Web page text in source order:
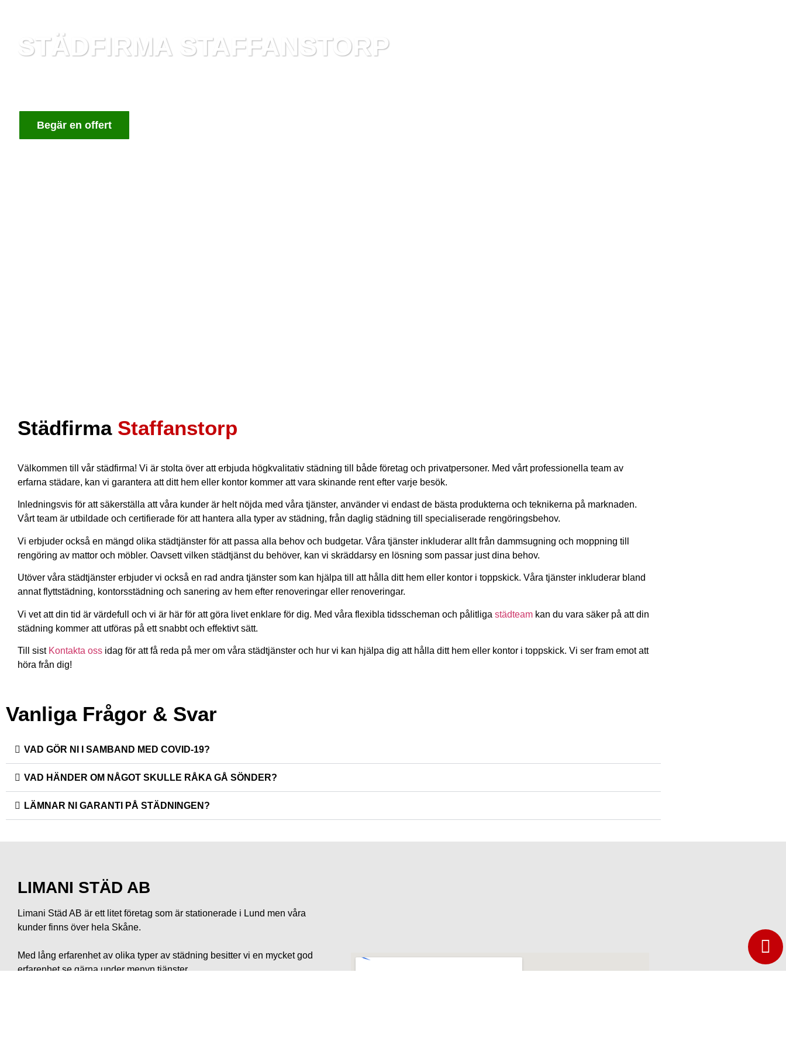
STÄDFIRMA STAFFANSTORP
Begär en offert
StädfirmaStaffanstorp
Välkommen till vår städfirma! Vi är stolta över att erbjuda högkvalitativ städning till både företag och privatpersoner. Med vårt professionella team av
erfarna städare, kan vi garantera att ditt hem eller kontor kommer att vara skinande rent efter varje besök.
Inledningsvis för att säkerställa att våra kunder är helt nöjda med våra tjänster, använder vi endast de bästa produkterna och teknikerna på marknaden.
Vårt team är utbildade och certifierade för att hantera alla typer av städning, från daglig städning till specialiserade rengöringsbehov.
Vi erbjuder också en mängd olika städtjänster för att passa alla behov och budgetar. Våra tjänster inkluderar allt från dammsugning och moppning till
rengöring av mattor och möbler. Oavsett vilken städtjänst du behöver, kan vi skräddarsy en lösning som passar just dina behov.
Utöver våra städtjänster erbjuder vi också en rad andra tjänster som kan hjälpa till att hålla ditt hem eller kontor i toppskick. Våra tjänster inkluderar bland
annat flyttstädning, kontorsstädning och sanering av hem efter renoveringar eller renoveringar.
Vi vet att din tid är värdefull och vi är här för att göra livet enklare för dig. Med våra flexibla tidsscheman och pålitliga städteam kan du vara säker på att din
städning kommer att utföras på ett snabbt och effektivt sätt.
Till sist Kontakta oss idag för att få reda på mer om våra städtjänster och hur vi kan hjälpa dig att hålla ditt hem eller kontor i toppskick. Vi ser fram emot att
höra från dig!
Vanliga Frågor & Svar
VAD GÖR NI I SAMBAND MED COVID-19?
VAD HÄNDER OM NÅGOT SKULLE RÅKA GÅ SÖNDER?
LÄMNAR NI GARANTI PÅ STÄDNINGEN?
LIMANI STÄD AB
Limani Städ AB är ett litet företag som är stationerade i Lund men våra
kunder finns över hela Skåne.
Med lång erfarenhet av olika typer av städning besitter vi en mycket god
erfarenhet se gärna under menyn tjänster.